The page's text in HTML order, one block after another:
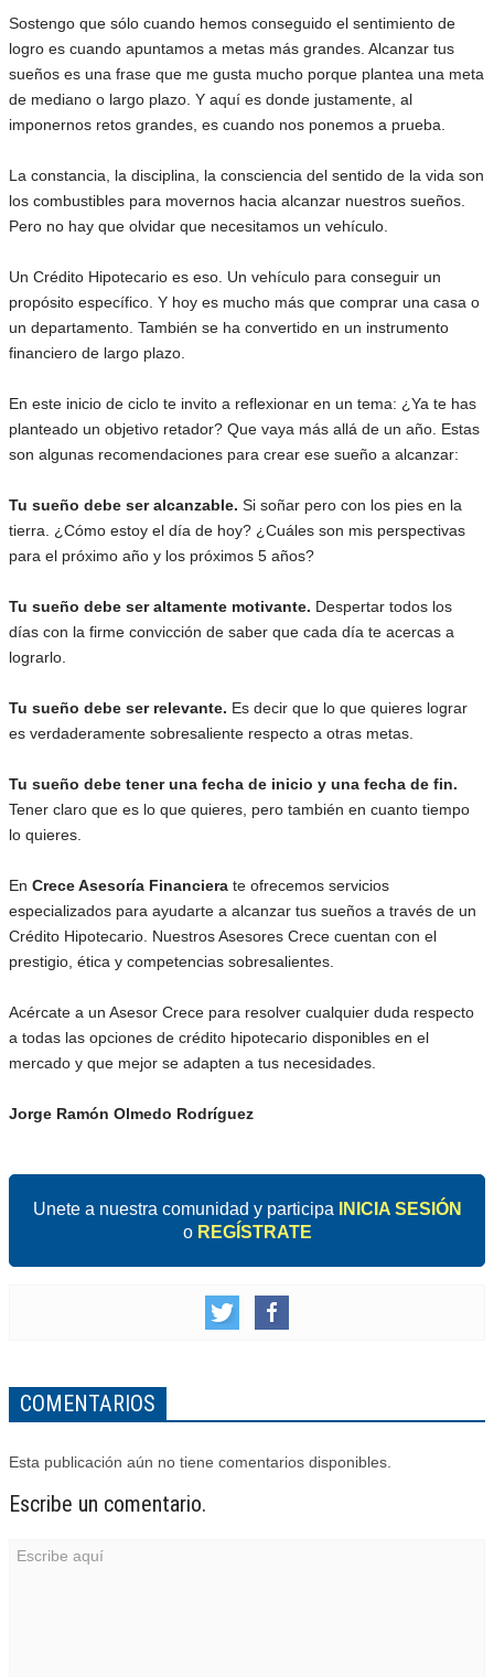
Sostengo que sólo cuando hemos conseguido el sentimiento de
logro es cuando apuntamos a metas más grandes. Alcanzar tus
sueños es una frase que me gusta mucho porque plantea una meta
de mediano o largo plazo. Y aquí es donde justamente, al
imponernos retos grandes, es cuando nos ponemos a prueba.
La constancia, la disciplina, la consciencia del sentido de la vida son
los combustibles para movernos hacia alcanzar nuestros sueños.
Pero no hay que olvidar que necesitamos un vehículo.
Un Crédito Hipotecario es eso. Un vehículo para conseguir un
propósito específico. Y hoy es mucho más que comprar una casa o
un departamento. También se ha convertido en un instrumento
financiero de largo plazo.
En este inicio de ciclo te invito a reflexionar en un tema: ¿Ya te has
planteado un objetivo retador? Que vaya más allá de un año. Estas
son algunas recomendaciones para crear ese sueño a alcanzar:
Tu sueño debe ser alcanzable. Si soñar pero con los pies en la
tierra. ¿Cómo estoy el día de hoy? ¿Cuáles son mis perspectivas
para el próximo año y los próximos 5 años?
Tu sueño debe ser altamente motivante. Despertar todos los
días con la firme convicción de saber que cada día te acercas a
lograrlo.
Tu sueño debe ser relevante. Es decir que lo que quieres lograr
es verdaderamente sobresaliente respecto a otras metas.
Tu sueño debe tener una fecha de inicio y una fecha de fin.
Tener claro que es lo que quieres, pero también en cuanto tiempo
lo quieres.
En Crece Asesoría Financiera te ofrecemos servicios
especializados para ayudarte a alcanzar tus sueños a través de un
Crédito Hipotecario. Nuestros Asesores Crece cuentan con el
prestigio, ética y competencias sobresalientes.
Acércate a un Asesor Crece para resolver cualquier duda respecto
a todas las opciones de crédito hipotecario disponibles en el
mercado y que mejor se adapten a tus necesidades.
Jorge Ramón Olmedo Rodríguez
Unete a nuestra comunidad y participa
INICIA SESIÓN
o REGÍSTRATE
COMENTARIOS
Esta publicación aún no tiene comentarios disponibles.
Escribe un comentario.